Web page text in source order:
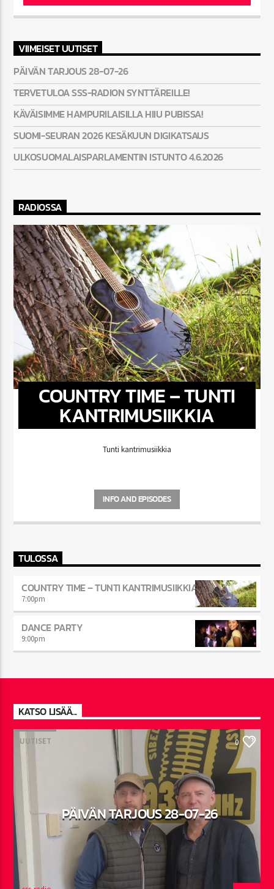
VIIMEISET UUTISET
PÄIVÄN TARJOUS 28-07-26
TERVETULOA SSS-RADION SYNTTÄREILLE!
KÄVÄISIMME HAMPURILAISILLA HIIU PUBISSA!
SUOMI-SEURAN 2026 KESÄKUUN DIGIKATSAUS
ULKOSUOMALAISPARLAMENTIN ISTUNTO 4.6.2026
RADIOSSA
COUNTRY TIME – TUNTI
KANTRIMUSIIKKIA
Tunti kantrimusiikkia
INFO AND EPISODES
TULOSSA
COUNTRY TIME – TUNTI KANTRIMUSIIKKIA
7:00pm
DANCE PARTY
9:00pm
KATSO LISÄÄ...
UUTISET 0
PÄIVÄN TARJOUS 28-07-26